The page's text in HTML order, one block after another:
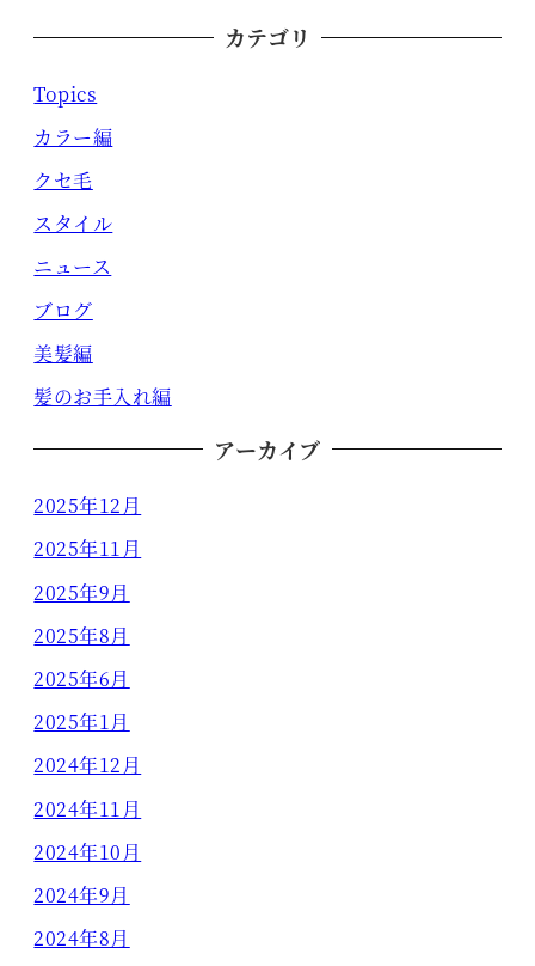
カテゴリ
Topics
カラー編
クセ毛
スタイル
ニュース
ブログ
美髪編
髪のお手入れ編
アーカイブ
2025年12月
2025年11月
2025年9月
2025年8月
2025年6月
2025年1月
2024年12月
2024年11月
2024年10月
2024年9月
2024年8月